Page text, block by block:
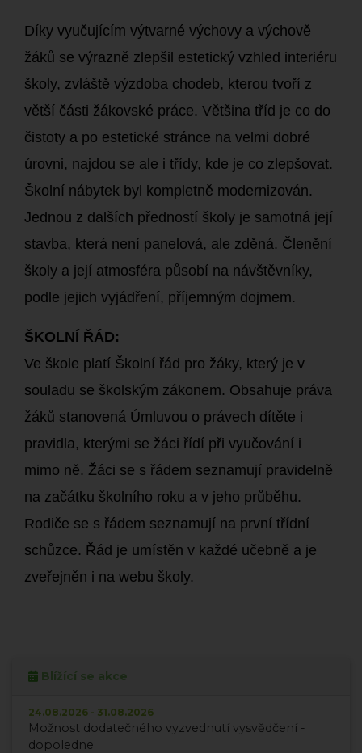
Díky vyučujícím výtvarné výchovy a výchově
žáků se výrazně zlepšil estetický vzhled interiéru
školy, zvláště výzdoba chodeb, kterou tvoří z
větší části žákovské práce. Většina tříd je co do
čistoty a po estetické stránce na velmi dobré
úrovni, najdou se ale i třídy, kde je co zlepšovat.
Školní nábytek byl kompletně modernizován.
Jednou z dalších předností školy je samotná její
stavba, která není panelová, ale zděná. Členění
školy a její atmosféra působí na návštěvníky,
podle jejich vyjádření, příjemným dojmem.
ŠKOLNÍ ŘÁD:
Ve škole platí Školní řád pro žáky, který je v
souladu se školským zákonem. Obsahuje práva
žáků stanovená Úmluvou o právech dítěte i
pravidla, kterými se žáci řídí při vyučování i
mimo ně. Žáci se s řádem seznamují pravidelně
na začátku školního roku a v jeho průběhu.
Rodiče se s řádem seznamují na první třídní
schůzce. Řád je umístěn v každé učebně a je
zveřejněn i na webu školy.
Blížící se akce
24.08.2026 - 31.08.2026
Možnost dodatečného vyzvednutí vysvědčení -
dopoledne